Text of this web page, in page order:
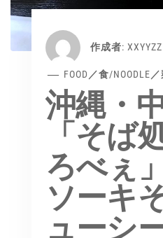
作成者: XXYYZZ
FOOD／食/NOODLE
沖縄・
「そ
ろべぇ
ソーキ
ューシ